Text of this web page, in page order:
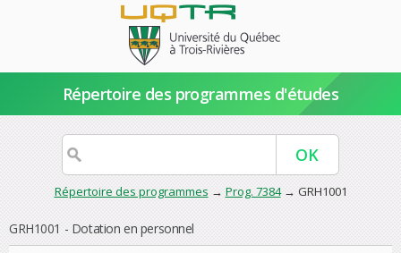
Répertoire des programmes d'études
Répertoire des programmes → Prog. 7384→ GRH1001
GRH1001 - Dotation en personnel